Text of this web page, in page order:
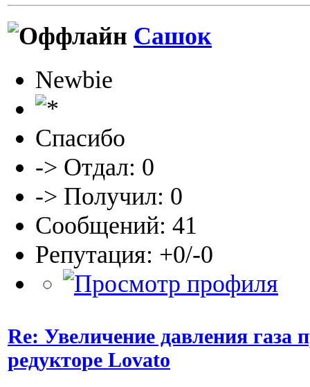
Сашок
Newbie
Спасибо
-> Отдал: 0
-> Получил: 0
Сообщений: 41
Репутация: +0/-0
Re: Увеличение давления газа
редукторе Lovato